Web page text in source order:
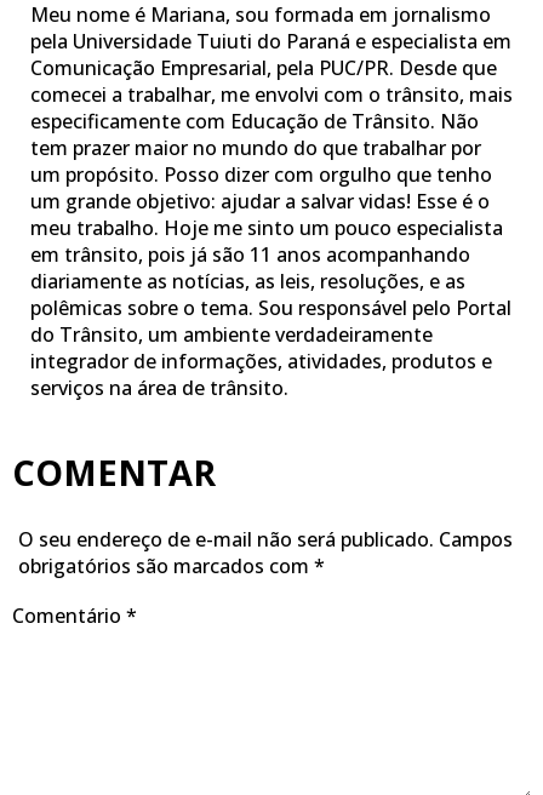
Meu nome é Mariana, sou formada em jornalismo
pela Universidade Tuiuti do Paraná e especialista em
Comunicação Empresarial, pela PUC/PR. Desde que
comecei a trabalhar, me envolvi com o trânsito, mais
especificamente com Educação de Trânsito. Não
tem prazer maior no mundo do que trabalhar por
um propósito. Posso dizer com orgulho que tenho
um grande objetivo: ajudar a salvar vidas! Esse é o
meu trabalho. Hoje me sinto um pouco especialista
em trânsito, pois já são 11 anos acompanhando
diariamente as notícias, as leis, resoluções, e as
polêmicas sobre o tema. Sou responsável pelo Portal
do Trânsito, um ambiente verdadeiramente
integrador de informações, atividades, produtos e
serviços na área de trânsito.
COMENTAR
O seu endereço de e-mail não será publicado. Campos
obrigatórios são marcados com *
Comentário *